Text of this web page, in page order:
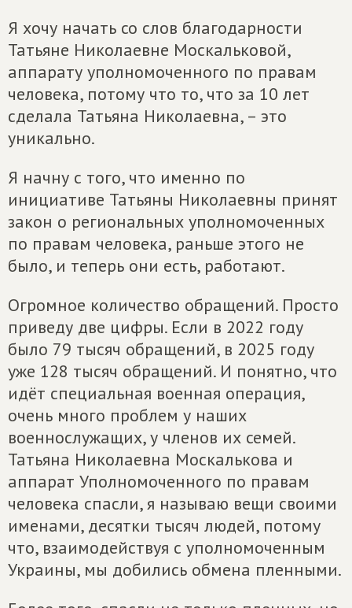
Я хочу начать со слов благодарности
Татьяне Николаевне Москальковой,
аппарату уполномоченного по правам
человека, потому что то, что за 10 лет
сделала Татьяна Николаевна, – это
уникально.
Я начну с того, что именно по
инициативе Татьяны Николаевны принят
закон о региональных уполномоченных
по правам человека, раньше этого не
было, и теперь они есть, работают.
Огромное количество обращений. Просто
приведу две цифры. Если в 2022 году
было 79 тысяч обращений, в 2025 году
уже 128 тысяч обращений. И понятно, что
идёт специальная военная операция,
очень много проблем у наших
военнослужащих, у членов их семей.
Татьяна Николаевна Москалькова и
аппарат Уполномоченного по правам
человека спасли, я называю вещи своими
именами, десятки тысяч людей, потому
что, взаимодействуя с уполномоченным
Украины, мы добились обмена пленными.